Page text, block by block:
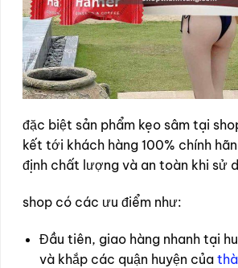
đặc biệt sản phẩm kẹo sâm tại
kết tới khách hàng 100% chính
định chất lượng và an toàn khi sử
shop có các ưu điểm như:
Đầu tiên, giao hàng nhanh tại
và khắp các quận huyện của